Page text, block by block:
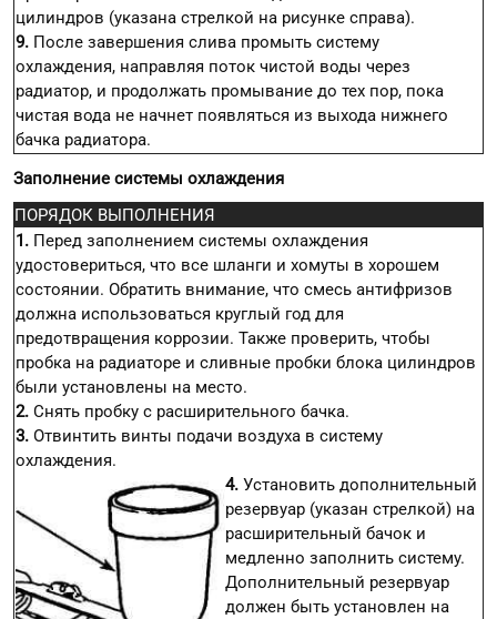
цилиндров (указана стрелкой на рисунке справа).
9. После завершения слива промыть систему
охлаждения, направляя поток чистой воды через
радиатор, и продолжать промывание до тех пор, пока
чистая вода не начнет появляться из выхода нижнего
бачка радиатора.
Заполнение системы охлаждения
ПОРЯДОК ВЫПОЛНЕНИЯ
1. Перед заполнением системы охлаждения
удостовериться, что все шланги и хомуты в хорошем
состоянии. Обратить внимание, что смесь антифризов
должна использоваться круглый год для
предотвращения коррозии. Также проверить, чтобы
пробка на радиаторе и сливные пробки блока цилиндров
были установлены на место.
2. Снять пробку с расширительного бачка.
3. Отвинтить винты подачи воздуха в систему
охлаждения.
4. Установить дополнительный
резервуар (указан стрелкой) на
расширительный бачок и
медленно заполнить систему.
Дополнительный резервуар
должен быть установлен на